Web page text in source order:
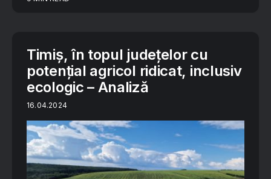
Timiș, în topul județelor cu
potențial agricol ridicat, inclusiv
ecologic – Analiză
16.04.2024